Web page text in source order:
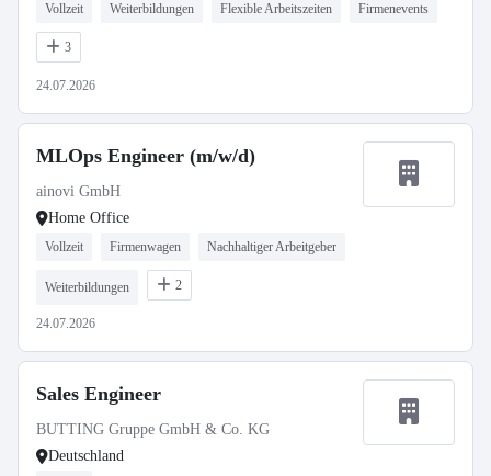
Vollzeit Weiterbildungen Flexible Arbeitszeiten Firmenevents
3
24.07.2026
MLOps Engineer (m/w/d)
ainovi GmbH
Home Office
Vollzeit Firmenwagen Nachhaltiger Arbeitgeber
Weiterbildungen 2
24.07.2026
Sales Engineer
BUTTING Gruppe GmbH & Co. KG
Deutschland